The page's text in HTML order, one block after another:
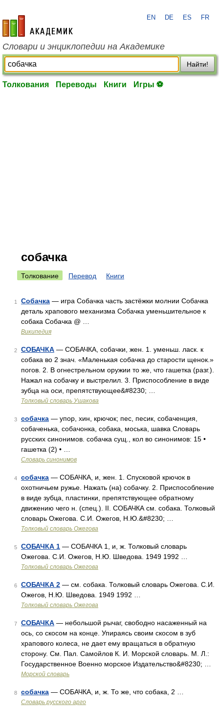
academic.ru
EN DE ES FR
Словари и энциклопедии на Академике
Найти!
Толкования Переводы Книги Игры ⚽
собачка
Толкование Перевод Книги
1 Собачка — игра Собачка часть застёжки молнии Собачка
деталь храпового механизма Собачка уменьшительное к
собака Собачка @ …
Википедия
2 СОБАЧКА — СОБАЧКА, собачки, жен. 1. уменьш. ласк. к
собака во 2 знач. «Маленькая собачка до старости щенок.»
погов. 2. В огнестрельном оружии то же, что гашетка (разг.).
Нажал на собачку и выстрелил. 3. Приспособление в виде
зубца на оси, препятствующее&#8230; …
Толковый словарь Ушакова
3 собачка — упор, хин, крючок; пес, песик, собаченция,
собаченька, собачонка, собака, моська, шавка Словарь
русских синонимов. собачка сущ., кол во синонимов: 15 •
гашетка (2) • …
Словарь синонимов
4 собачка — СОБАЧКА, и, жен. 1. Спусковой крючок в
охотничьем ружье. Нажать (на) собачку. 2. Приспособление
в виде зубца, пластинки, препятствующее обратному
движению чего н. (спец.). II. СОБАЧКА см. собака. Толковый
словарь Ожегова. С.И. Ожегов, Н.Ю.&#8230; …
Толковый словарь Ожегова
5 СОБАЧКА 1 — СОБАЧКА 1, и, ж. Толковый словарь
Ожегова. С.И. Ожегов, Н.Ю. Шведова. 1949 1992 …
Толковый словарь Ожегова
6 СОБАЧКА 2 — см. собака. Толковый словарь Ожегова. С.И.
Ожегов, Н.Ю. Шведова. 1949 1992 …
Толковый словарь Ожегова
7 СОБАЧКА — небольшой рычаг, свободно насаженный на
ось, со скосом на конце. Упираясь своим скосом в зуб
храпового колеса, не дает ему вращаться в обратную
сторону. См. Пал. Самойлов К. И. Морской словарь. М. Л.:
Государственное Военно морское Издательство&#8230; …
Морской словарь
8 собачка — СОБАЧКА, и, ж. То же, что собака, 2 …
Словарь русского арго